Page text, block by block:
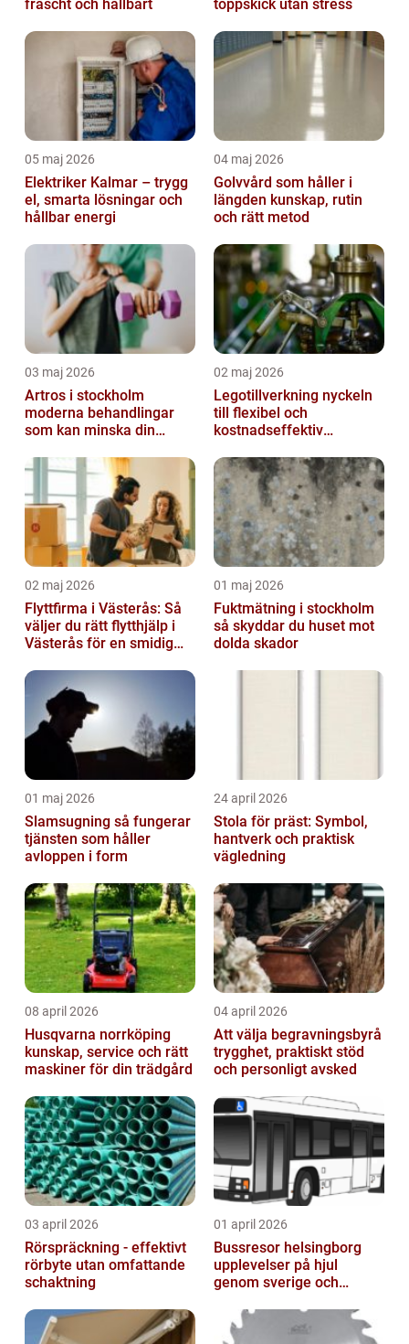
fräscht och hållbart
toppskick utan stress
05 maj 2026
Elektriker Kalmar – trygg
el, smarta lösningar och
hållbar energi
04 maj 2026
Golvvård som håller i
längden kunskap, rutin
och rätt metod
03 maj 2026
Artros i stockholm
moderna behandlingar
som kan minska din
02 maj 2026
Legotillverkning nyckeln
till flexibel och
kostnadseffektiv
02 maj 2026
Flyttfirma i Västerås: Så
väljer du rätt flytthjälp i
Västerås för en smidig
01 maj 2026
Fuktmätning i stockholm
så skyddar du huset mot
dolda skador
01 maj 2026
Slamsugning så fungerar
tjänsten som håller
avloppen i form
24 april 2026
Stola för präst: Symbol,
hantverk och praktisk
vägledning
08 april 2026
Husqvarna norrköping
kunskap, service och rätt
maskiner för din trädgård
04 april 2026
Att välja begravningsbyrå
trygghet, praktiskt stöd
och personligt avsked
03 april 2026
Rörspräckning - effektivt
rörbyte utan omfattande
schaktning
01 april 2026
Bussresor helsingborg
upplevelser på hjul
genom sverige och